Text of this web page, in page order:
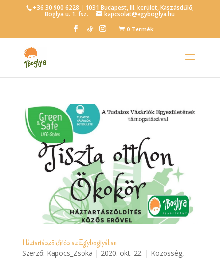
+36 30 900 6228 | 1031 Budapest, III. kerület, Kaszásdűlő,
Boglya u. 1. fsz.
kapcsolat@egyboglya.hu
0 Termék
Háztartászöldítés az Egyboglyában
Szerző: Kapocs_Zsoka | 2020. okt. 22. | Közösség,